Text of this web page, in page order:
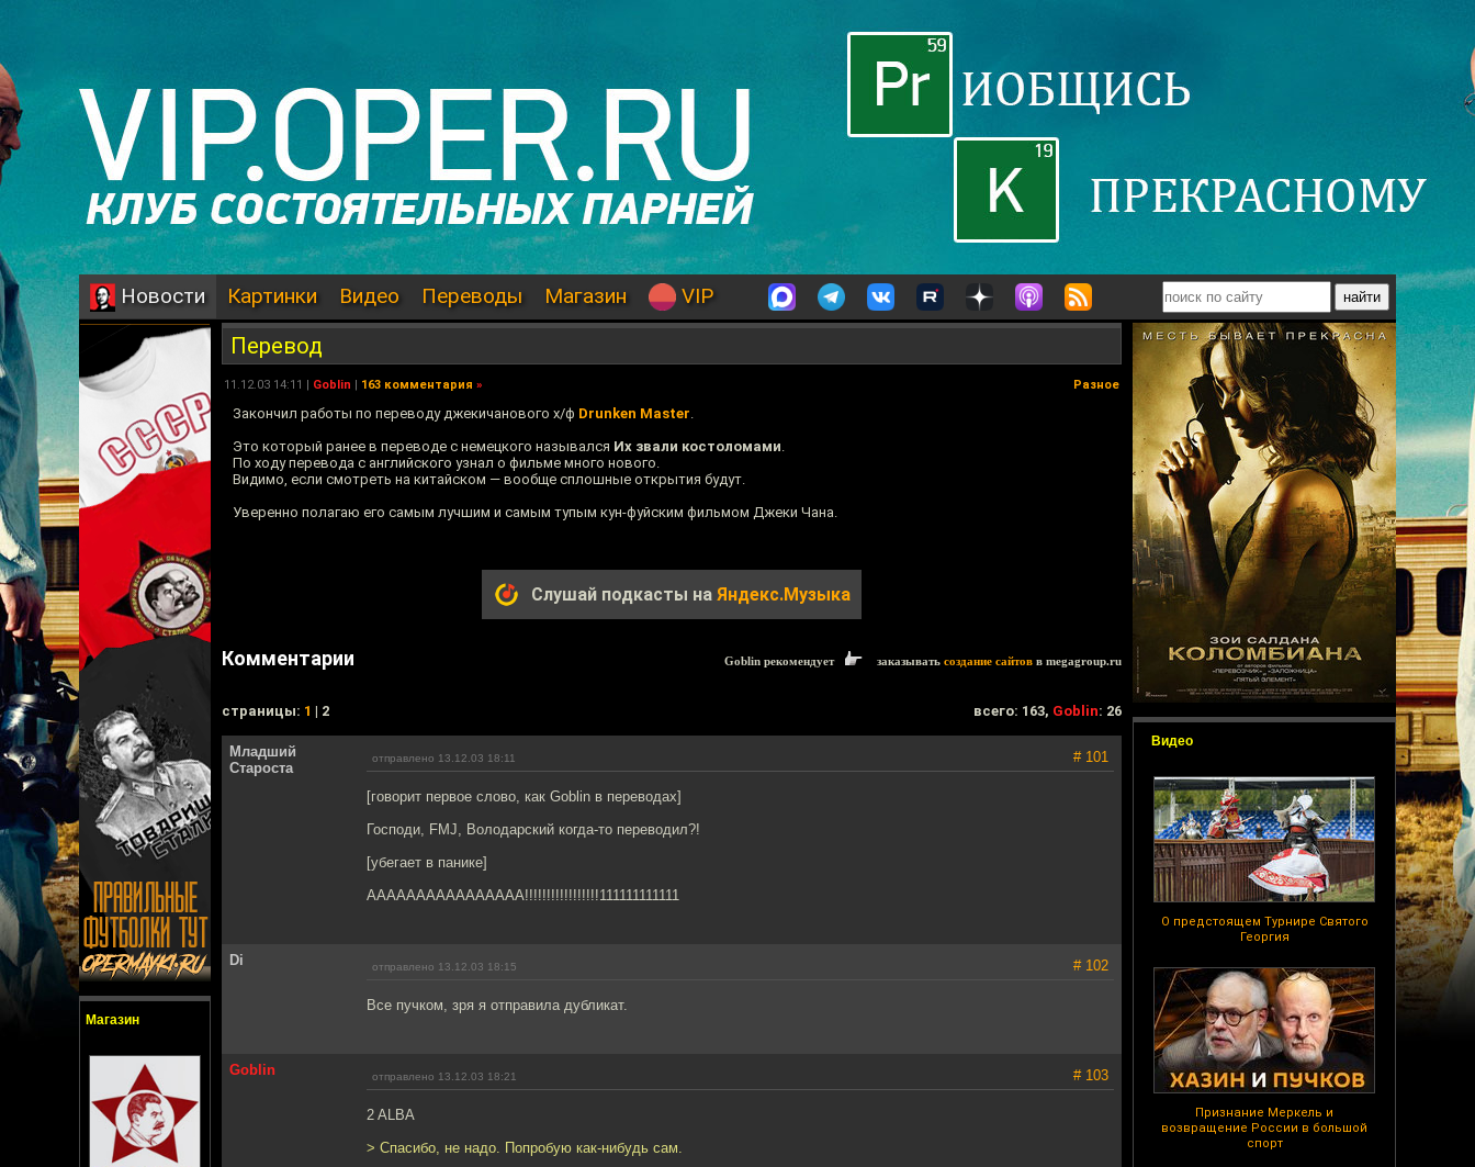
Новости Картинки Видео Переводы Магазин VIP
Магазин
Видео
О предстоящем Турнире Святого
Георгия
Признание Меркель и
возвращение России в большой
спорт
Перевод
11.12.03 14:11 | Goblin | 163 комментария » Разное
Закончил работы по переводу джекичанового х/ф Drunken Master.
Это который ранее в переводе с немецкого назывался Их звали костоломами.
По ходу перевода с английского узнал о фильме много нового.
Видимо, если смотреть на китайском — вообще сплошные открытия будут.
Уверенно полагаю его самым лучшим и самым тупым кун-фуйским фильмом Джеки Чана.
Слушай подкасты на Яндекс.Музыка
Комментарии Goblin рекомендует заказывать создание сайтов в megagroup.ru
cтраницы: 1 | 2 всего: 163, Goblin: 26
Младший
Староста
отправлено 13.12.03 18:11 # 101
[говорит первое слово, как Goblin в переводах]
Господи, FMJ, Володарский когда-то переводил?!
[убегает в панике]
AAAAAAAAAAAAAAAA!!!!!!!!!!!!!!!!!111111111111
Di отправлено 13.12.03 18:15 # 102
Все пучком, зря я отправила дубликат.
Goblin отправлено 13.12.03 18:21 # 103
2 ALBA
> Спасибо, не надо. Попробую как-нибудь сам.